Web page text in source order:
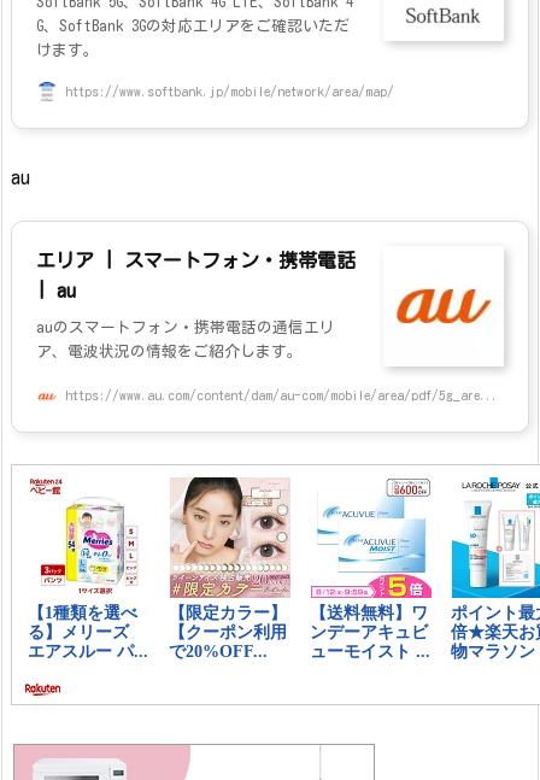
G、SoftBank 3Gの対応エリアをご確認いただ
けます。
https://www.softbank.jp/mobile/network/area/map/
au
エリア | スマートフォン・携帯電話
| au
auのスマートフォン・携帯電話の通信エリ
ア、電波状況の情報をご紹介します。
https://www.au.com/content/dam/au-com/mobile/area/pdf/5g_are...